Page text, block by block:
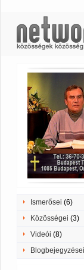
Ismerősei (6)
Közösségei (3)
Videói (8)
Blogbejegyzései